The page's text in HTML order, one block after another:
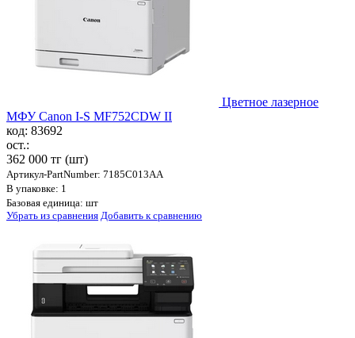
Цветное лазерное
МФУ Canon I-S MF752CDW II
код: 83692
ост.:
362 000 тг (шт)
Артикул-PartNumber: 7185C013AA
В упаковке: 1
Базовая единица: шт
Убрать из сравнения Добавить к сравнению